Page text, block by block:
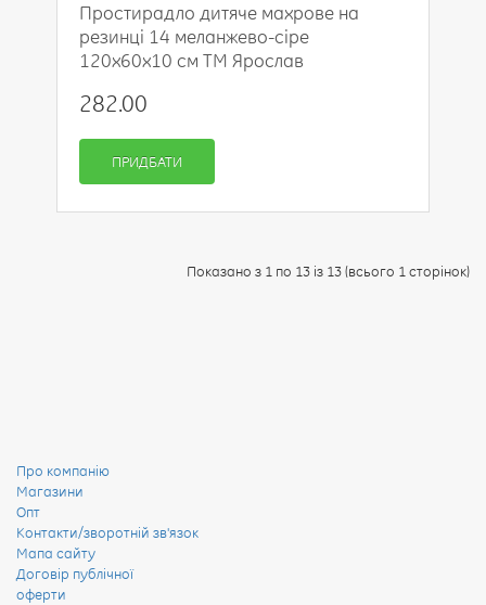
Простирадло дитяче махрове на
резинці 14 меланжево-сіре
120х60х10 см ТМ Ярослав
282.00
ПРИДБАТИ
Показано з 1 по 13 із 13 (всього 1 сторінок)
Про компанію
Магазини
Опт
Контакти/зворотній зв'язок
Мапа сайту
Договір публічної
оферти